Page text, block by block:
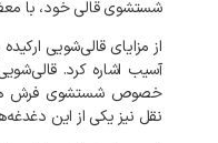
شستشوی قالی خود، با
از مزایای قالی‌شویی
آسیب اشاره کرد.
خصوص شستشوی فرش‌
نقل نیز یکی از این